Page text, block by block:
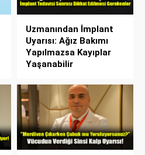
Uzmanından İmplant
Uyarısı: Ağız Bakımı
Yapılmazsa Kayıplar
Yaşanabilir